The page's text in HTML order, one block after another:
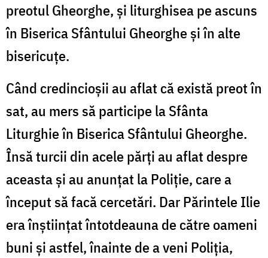
preotul Gheorghe, şi liturghisea pe ascuns
în Biserica Sfântului Gheorghe şi în alte
bisericuţe.
Când credincioşii au aflat că există preot în
sat, au mers să participe la Sfânta
Liturghie în Biserica Sfântului Gheorghe.
Însă turcii din acele părţi au aflat despre
aceasta şi au anunţat la Poliţie, care a
început să facă cercetări. Dar Părintele Ilie
era înştiinţat întotdeauna de către oameni
buni şi astfel, înainte de a veni Poliţia,